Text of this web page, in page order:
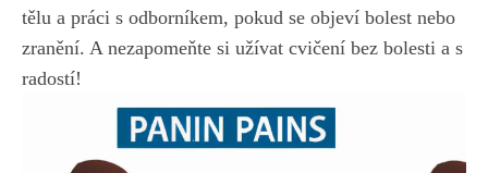
tělu a práci s odborníkem, pokud se objeví bolest nebo
zranění. A nezapomeňte si užívat cvičení bez bolesti a s
radostí!